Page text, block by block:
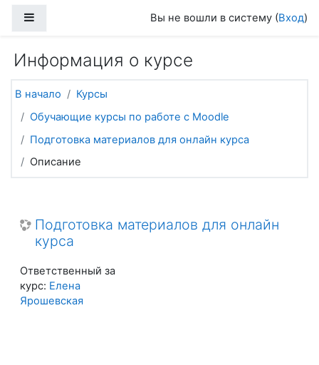
Вы не вошли в систему (Вход)
Информация о курсе
В начало
Курсы
Обучающие курсы по работе с Moodle
Подготовка материалов для онлайн курса
Описание
Подготовка материалов для онлайн
курса
Ответственный за
курс: Елена
Ярошевская